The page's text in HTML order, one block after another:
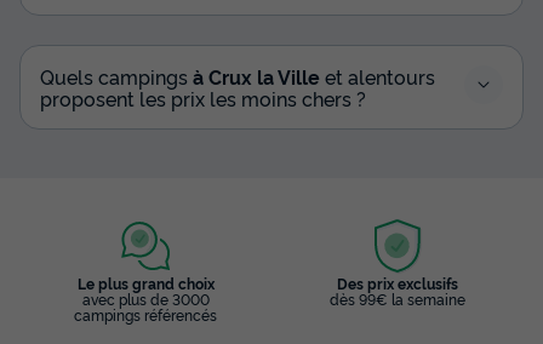
Quels campings à Crux la Ville et alentours
proposent les prix les moins chers ?
Le plus grand choix
avec plus de 3000
campings référencés
Des prix exclusifs
dès 99€ la semaine